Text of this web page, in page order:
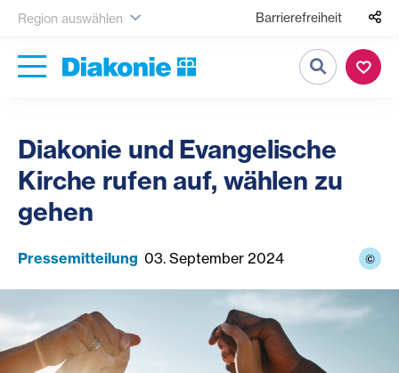
Region auswählen Barrierefreiheit
Suche
Diakonie und Evangelische
Kirche rufen auf, wählen zu
gehen
Pressemitteilung 03. September 2024 ©